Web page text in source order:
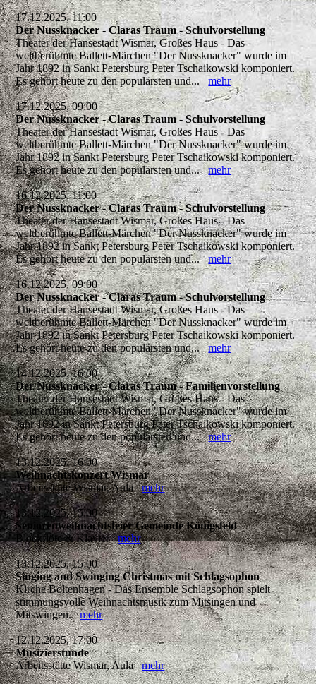
17.12.2025, 11:00
Der Nussknacker - Claras Traum - Schulvorstellung
Theater der Hansestadt Wismar, Großes Haus - Das
weltberühmte Ballett-Märchen "Der Nussknacker" wurde im
Jahr 1892 in Sankt Petersburg Peter Tschaikowski komponiert.
Es gehört heute zu den populärsten und...mehr
17.12.2025, 09:00
Der Nussknacker - Claras Traum - Schulvorstellung
Theater der Hansestadt Wismar, Großes Haus - Das
weltberühmte Ballett-Märchen "Der Nussknacker" wurde im
Jahr 1892 in Sankt Petersburg Peter Tschaikowski komponiert.
Es gehört heute zu den populärsten und...mehr
16.12.2025, 11:00
Der Nussknacker - Claras Traum - Schulvorstellung
Theater der Hansestadt Wismar, Großes Haus - Das
weltberühmte Ballett-Märchen "Der Nussknacker" wurde im
Jahr 1892 in Sankt Petersburg Peter Tschaikowski komponiert.
Es gehört heute zu den populärsten und...mehr
16.12.2025, 09:00
Der Nussknacker - Claras Traum - Schulvorstellung
Theater der Hansestadt Wismar, Großes Haus - Das
weltberühmte Ballett-Märchen "Der Nussknacker" wurde im
Jahr 1892 in Sankt Petersburg Peter Tschaikowski komponiert.
Es gehört heute zu den populärsten und...mehr
14.12.2025, 16:00
Der Nussknacker - Claras Traum - Familienvorstellung
Theater der Hansestadt Wismar, Großes Haus - Das
weltberühmte Ballett-Märchen "Der Nussknacker" wurde im
Jahr 1892 in Sankt Petersburg Peter Tschaikowski komponiert.
Es gehört heute zu den populärsten und...mehr
13.12.2025, 16:00
Weihnachtskonzert Wismar
Arbeitsstätte Wismar, Aulamehr
13.12.2025, 15:00
Seniorenweihnachtsfeier Gemeinde Königsfeld
Blockflöte & Klaviermehr
13.12.2025, 15:00
Singing and Swinging Christmas mit Schlagsophon
Kirche Boltenhagen - Das Ensemble Schlagsophon spielt
stimmungsvolle Weihnachtsmusik zum Mitsingen und
Mitswingen.mehr
12.12.2025, 17:00
Musizierstunde
Arbeitsstätte Wismar, Aulamehr